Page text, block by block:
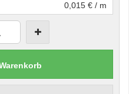
0,015 € / m